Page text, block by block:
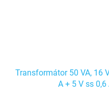
Transformátor 50 VA, 16
A + 5 V ss